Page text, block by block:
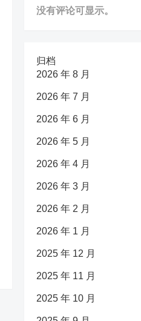
没有评论可显示。
归档
2026 年 8 月
2026 年 7 月
2026 年 6 月
2026 年 5 月
2026 年 4 月
2026 年 3 月
2026 年 2 月
2026 年 1 月
2025 年 12 月
2025 年 11 月
2025 年 10 月